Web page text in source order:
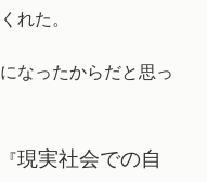
れた。
なったからだと思っ
現実社会での自